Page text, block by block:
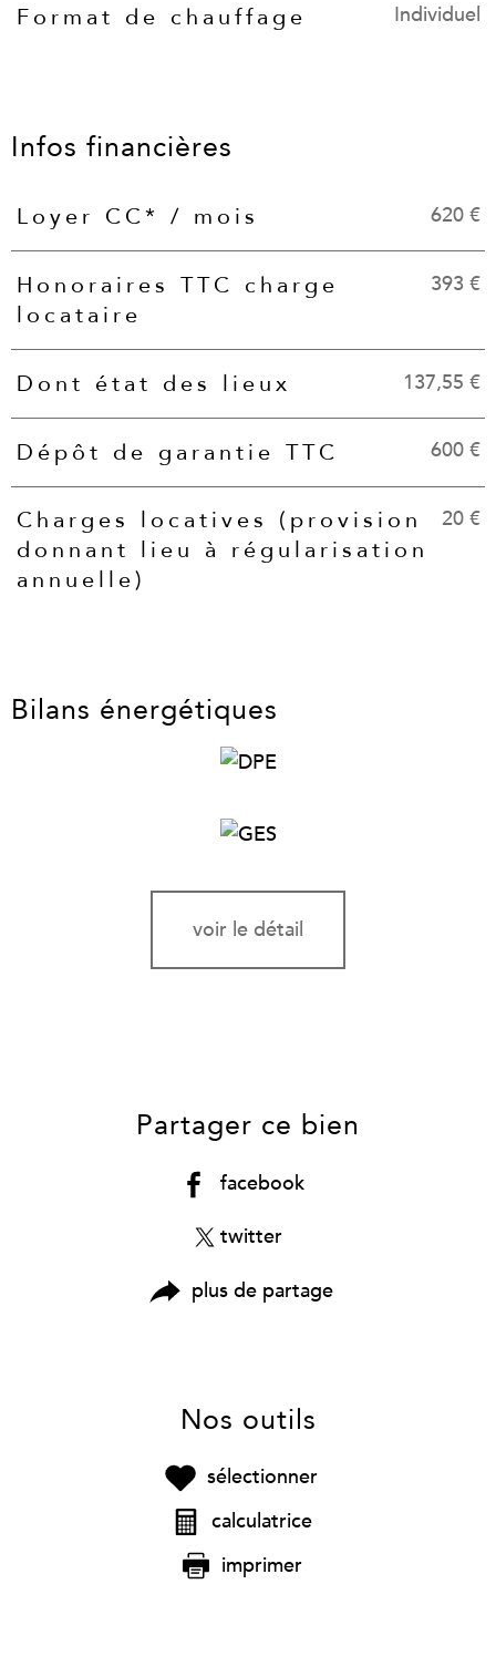
Format de chauffage Individuel
Infos financières
Caractéristiques Valeurs
Loyer CC* / mois 620 €
Honoraires TTC charge
locataire
393 €
Dont état des lieux 137,55 €
Dépôt de garantie TTC 600 €
Charges locatives (provision
donnant lieu à régularisation
annuelle)
20 €
Bilans énergétiques
voir le détail
Partager ce bien
facebook
twitter
plus de partage
Nos outils
sélectionner
calculatrice
imprimer